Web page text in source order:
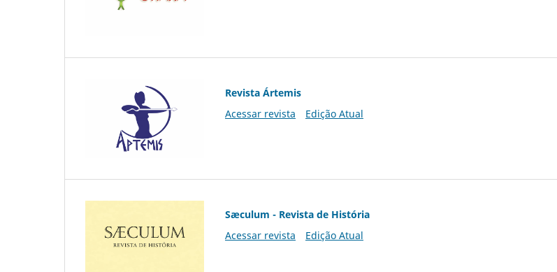
Revista Ártemis
Acessar revista
Edição Atual
Sæculum - Revista de História
Acessar revista
Edição Atual